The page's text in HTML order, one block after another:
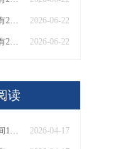
2026威海教师资格证有2000元补贴？怎么申请 2026-06-22
2026泰安教师资格证有2000元补贴？怎么申请 2026-06-22
读
广东成人自考报名时间10月新鲜出炉！ 2026-04-17